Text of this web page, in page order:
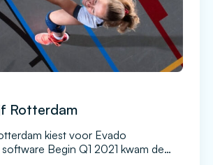
Rotterdam
kiest voor Evado
Begin Q1 2021 kwam de